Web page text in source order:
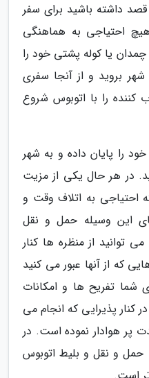
داشته باشید برای سفر
احتیاجی به هماهنگی
یا کوله پشتی خود را
شهر بروید و از آنجا سفری
را با اتوبوس شروع
را پایان داده و به شهر
در هر حال یکی از مزیت
احتیاجی به اتلاف وقت و
این وسیله حمل و نقل
توانید از منظره ها کنار
که از آنها عبور می کنید
شما تفریح ها و امکانات
کنار پذیرایی که انجام می
پر هوادار نموده است. در
حمل و نقل و بلیط اتوبوس